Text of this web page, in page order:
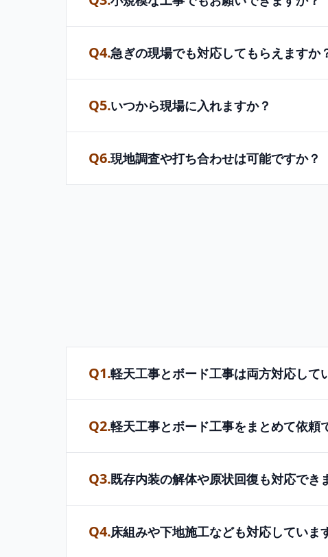
Q4.急ぎの現場でも対応してもらえますか
Q5.いつから現場に入れますか？
Q6.現地調査や打ち合わせは可能ですか？
Q1.軽天工事とボード工事は両方対応して
Q2.軽天工事とボード工事をまとめて依頼
Q3.既存内装の解体や原状回復も対応でき
Q4.床組みや下地施工なども対応していま